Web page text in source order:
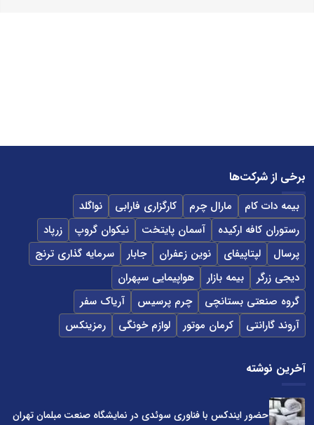
برخی از شرکت‌ها
بیمه دات کام مارال چرم کارگزاری فارابی
نواگلد
رستوران کافه ارکیده
آسمان پایتخت نیکوان گروپ
زرپاد
پرسال
لپتاپیفای نوین زعفران جابار
سرمایه گذاری ترنج
دیجی زرگر
بیمه بازار
هواپیمایی سپهران
گروه صنعتی بستانچی
چرم پرسیس
آریاک سفر
آروند گارانتی
کرمان موتور لوازم خونگی رمزینکس
آخرین نوشته
حضور ایندکس با فناوری سوئدی در نمایشگاه صنعت مبلمان تهران